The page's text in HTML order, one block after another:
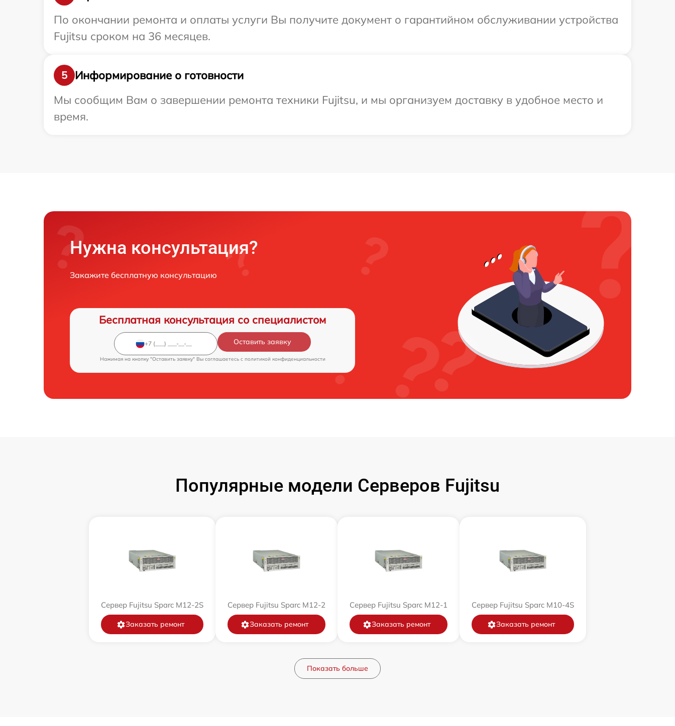
По окончании ремонта и оплаты услуги Вы получите документ о гарантийном обслуживании устройства
Fujitsu сроком на 36 месяцев.
5
Информирование о готовности
Мы сообщим Вам о завершении ремонта техники Fujitsu, и мы организуем доставку в удобное место и
время.
Нужна консультация?
Закажите бесплатную консультацию
Бесплатная консультация со специалистом
Оставить заявку
Нажимая на кнопку "Оставить заявку" Вы соглашаетесь c политикой конфиденциальности
Популярные модели Серверов Fujitsu
Сервер Fujitsu Sparc M12-2S
Заказать ремонт
Сервер Fujitsu Sparc M12-2
Заказать ремонт
Сервер Fujitsu Sparc M12-1
Заказать ремонт
Сервер Fujitsu Sparc M10-4S
Заказать ремонт
Показать больше